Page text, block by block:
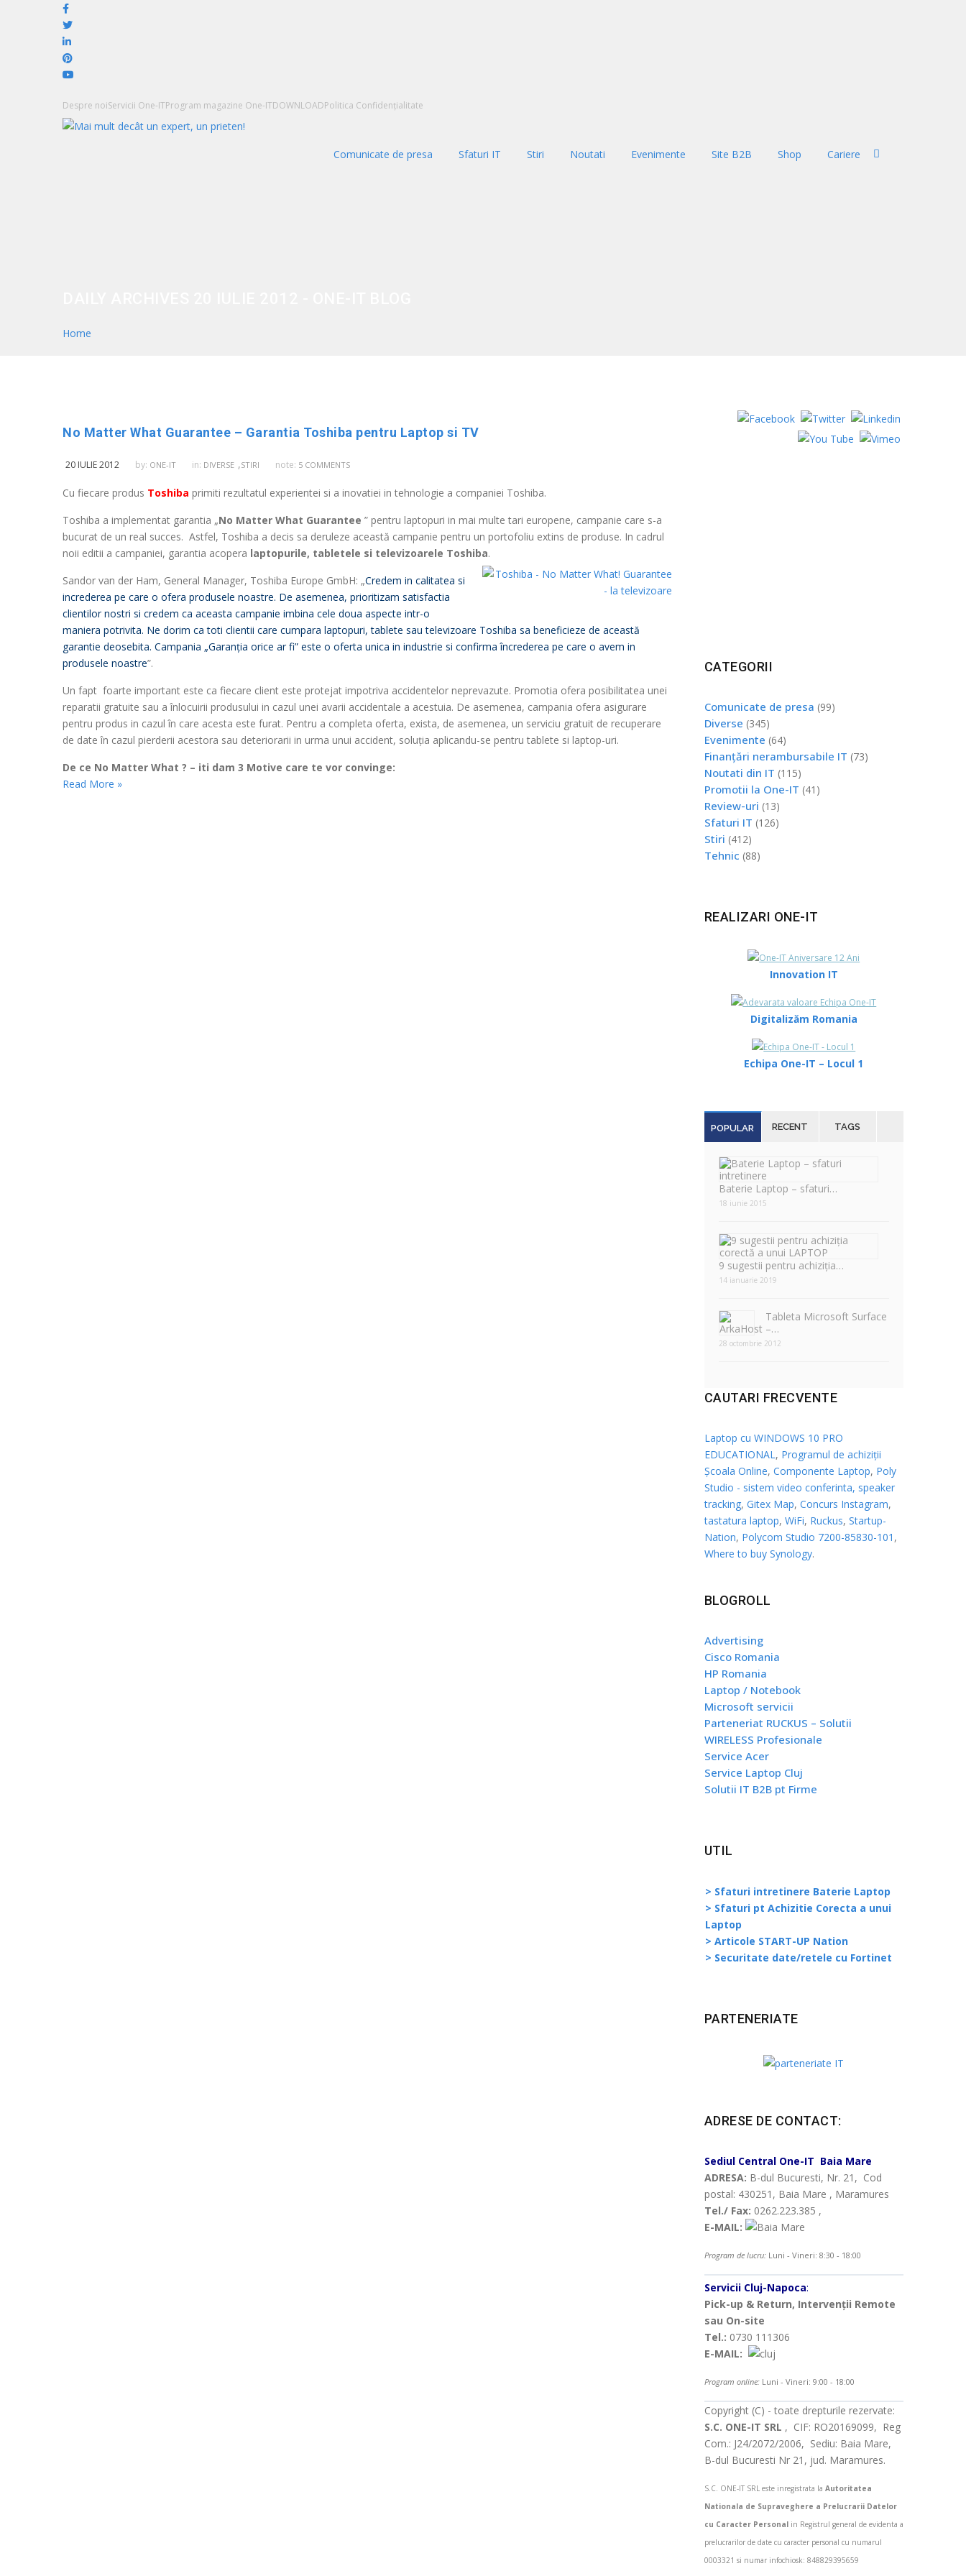
Despre noiServicii One-ITProgram magazine One-ITDOWNLOADPolitica Confidențialitate
Comunicate de presa Sfaturi IT Stiri Noutati Evenimente Site B2B Shop Cariere
Home
No Matter What Guarantee – Garantia Toshiba pentru Laptop si TV
20 IULIE 2012 by: ONE-IT in: DIVERSE ,STIRI note: 5 COMMENTS
Cu fiecare produs Toshiba primiti rezultatul experientei si a inovatiei in tehnologie a companiei Toshiba.
Toshiba a implementat garantia „No Matter What Guarantee ” pentru laptopuri in mai multe tari europene, campanie care s-a
bucurat de un real succes. Astfel, Toshiba a decis sa deruleze această campanie pentru un portofoliu extins de produse. In cadrul
noii editii a campaniei, garantia acopera laptopurile, tabletele si televizoarele Toshiba.
Sandor van der Ham, General Manager, Toshiba Europe GmbH: „Credem in calitatea si
increderea pe care o ofera produsele noastre. De asemenea, prioritizam satisfactia
clientilor nostri si credem ca aceasta campanie imbina cele doua aspecte intr-o
maniera potrivita. Ne dorim ca toti clientii care cumpara laptopuri, tablete sau televizoare Toshiba sa beneficieze de această
garantie deosebita. Campania „Garanţia orice ar fi” este o oferta unica in industrie si confirma încrederea pe care o avem in
produsele noastre”.
Un fapt foarte important este ca fiecare client este protejat impotriva accidentelor neprevazute. Promotia ofera posibilitatea unei
reparatii gratuite sau a înlocuirii produsului in cazul unei avarii accidentale a acestuia. De asemenea, campania ofera asigurare
pentru produs in cazul în care acesta este furat. Pentru a completa oferta, exista, de asemenea, un serviciu gratuit de recuperare
de date în cazul pierderii acestora sau deteriorarii in urma unui accident, soluţia aplicandu-se pentru tablete si laptop-uri.
De ce No Matter What ? – iti dam 3 Motive care te vor convinge:
Read More »
CATEGORII
Comunicate de presa (99)
Diverse (345)
Evenimente (64)
Finanțări nerambursabile IT (73)
Noutati din IT (115)
Promotii la One-IT (41)
Review-uri (13)
Sfaturi IT (126)
Stiri (412)
Tehnic (88)
REALIZARI ONE-IT
Innovation IT
Digitalizăm Romania
Echipa One-IT – Locul 1
POPULAR RECENT TAGS
Baterie Laptop – sfaturi…
18 iunie 2015
9 sugestii pentru achiziția…
14 ianuarie 2019
Tableta Microsoft Surface
–…
28 octombrie 2012
CAUTARI FRECVENTE
Laptop cu WINDOWS 10 PRO
EDUCATIONAL, Programul de achiziții
Școala Online, Componente Laptop, Poly
Studio - sistem video conferinta, speaker
tracking, Gitex Map, Concurs Instagram,
tastatura laptop, WiFi, Ruckus, Startup-
Nation, Polycom Studio 7200-85830-101 ,
Where to buy Synology.
BLOGROLL
Advertising
Cisco Romania
HP Romania
Laptop / Notebook
Microsoft servicii
Parteneriat RUCKUS – Solutii
WIRELESS Profesionale
Service Acer
Service Laptop Cluj
Solutii IT B2B pt Firme
UTIL
> Sfaturi intretinere Baterie Laptop
> Sfaturi pt Achizitie Corecta a unui
Laptop
> Articole START-UP Nation
> Securitate date/retele cu Fortinet
PARTENERIATE
ADRESE DE CONTACT:
Sediul Central One-IT Baia Mare
ADRESA: B-dul Bucuresti, Nr. 21, Cod
postal: 430251, Baia Mare , Maramures
Tel./ Fax: 0262.223.385 ,
E-MAIL:
Program de lucru:Luni - Vineri: 8:30 - 18:00
Servicii Cluj-Napoca:
Pick-up & Return, Intervenții Remote
sau On-site
Tel.: 0730 111306
E-MAIL:
Program online:Luni - Vineri: 9:00 - 18:00
Copyright (C) - toate drepturile rezervate:
S.C. ONE-IT SRL , CIF: RO20169099, Reg
Com.: J24/2072/2006, Sediu: Baia Mare,
B-dul Bucuresti Nr 21, jud. Maramures.
S.C. ONE-IT SRL este inregistrata la Autoritatea
Nationala de Supraveghere a Prelucrarii Datelor
cu Caracter Personalin Registrul general de evidenta a
prelucrarilor de date cu caracter personal cu numarul
0003321 si numar infochiosk: 848829395659